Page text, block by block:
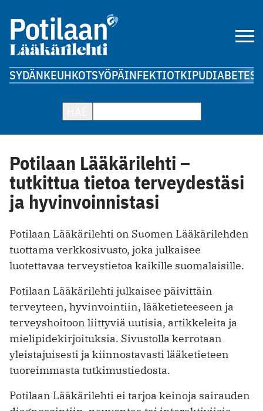
SYDÄNKEUHKOTSYÖPÄINFEKTIOTKIPUDIABETES
Potilaan Lääkärilehti –
tutkittua tietoa terveydestäsi
ja hyvinvoinnistasi
Potilaan Lääkärilehti on Suomen Lääkärilehden
tuottama verkkosivusto, joka julkaisee
luotettavaa terveystietoa kaikille suomalaisille.
Potilaan Lääkärilehti julkaisee päivittäin
terveyteen, hyvinvointiin, lääketieteeseen ja
terveyshoitoon liittyviä uutisia, artikkeleita ja
mielipidekirjoituksia. Sivustolla kerrotaan
yleistajuisesti ja kiinnostavasti lääketieteen
tuoreimmasta tutkimustiedosta.
Potilaan Lääkärilehti ei tarjoa keinoja sairauden